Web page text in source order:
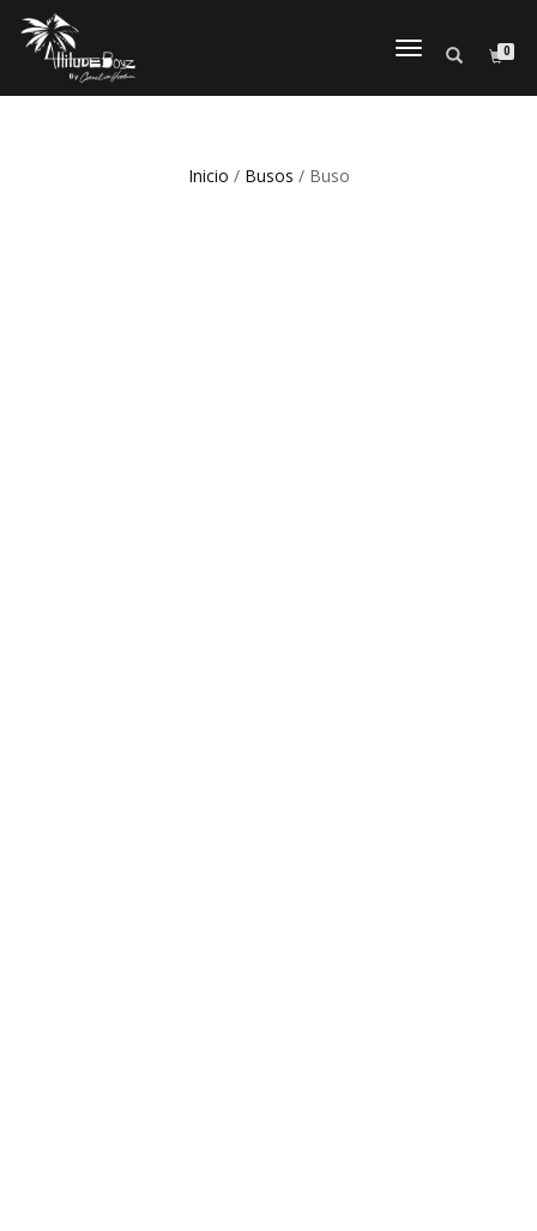
CAMBIAR
0
Inicio / Busos / Buso